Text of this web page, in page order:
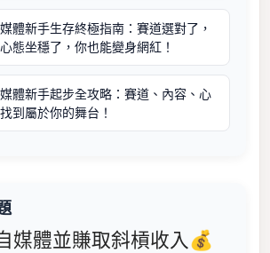
體新手生存終極指南：賽道選對了，
態坐穩了，你也能變身網紅！
體新手起步全攻略：賽道、內容、心
到屬於你的舞台！
媒體並賺取斜槓收入💰